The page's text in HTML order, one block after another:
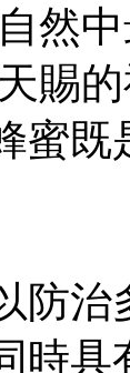
然
賜
蜜既
防治
時具